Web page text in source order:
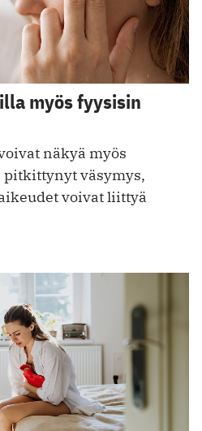
myös fyysisin
näkyä myös
väsymys,
voivat liittyä